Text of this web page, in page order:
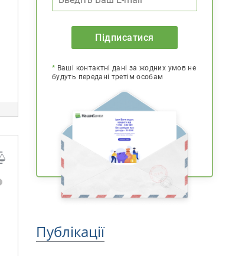
Підписатися
* Ваші контактні дані за жодних умов не
будуть передані третім особам
Публікації